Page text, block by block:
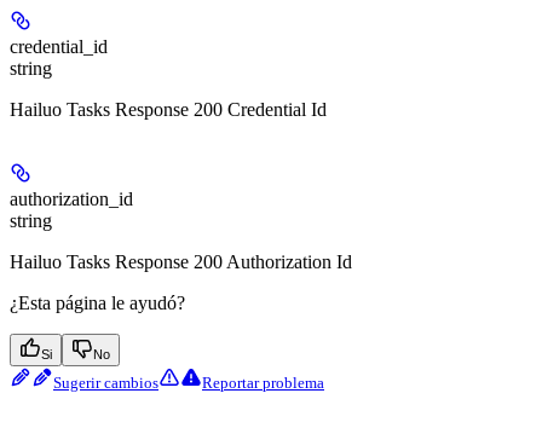
credential_id
string
Hailuo Tasks Response 200 Credential Id
authorization_id
string
Hailuo Tasks Response 200 Authorization Id
¿Esta página le ayudó?
Si No
Sugerir cambios Reportar problema